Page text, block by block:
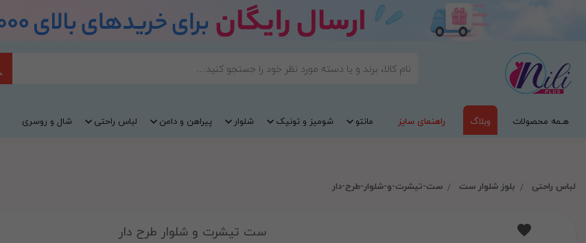
هـمه محصولات وبلاگ راهنمای سایز مانتو شومیز و تونیک شلوار پیراهن و دامن لباس راحتی شال و روسری
لباس راحتی بلوز شلوار ست ست-تیشرت-و-شلوار-طرح-دار
ست تیشرت و شلوار طرح دار